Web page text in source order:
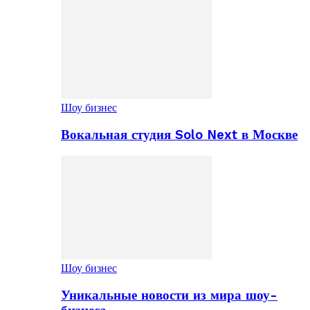
Шоу бизнес
Вокальная студия Solo Next в Москве
Шоу бизнес
Уникальные новости из мира шоу-